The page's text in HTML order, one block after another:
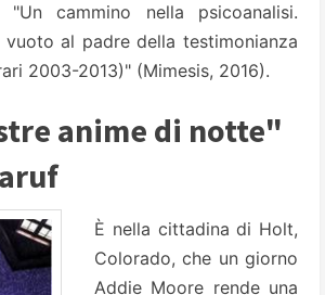
"Un cammino nella psicoanalisi.
al padre della testimonianza
2003-2013)" (Mimesis, 2016).
anime di notte"
È nella cittadina di Holt,
Colorado, che un giorno
Addie Moore rende una